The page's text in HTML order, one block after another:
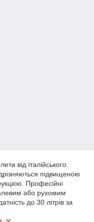
купити в нашому
бренду, що
Це дозволяє
технічним
висока
обладнання.
від італійського
підвищеною
Професійні
або рухомим
до 30 літрів за